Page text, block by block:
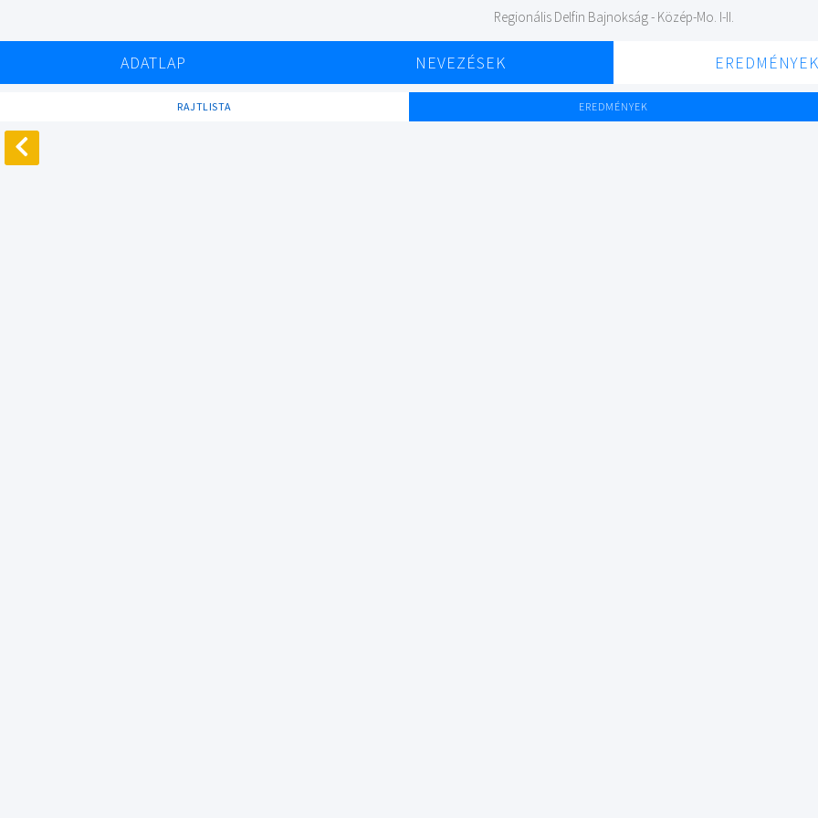
Regionális Delfin Bajnokság - Közép-Mo. I-II.
ADATLAP NEVEZÉSEK EREDMÉNYEK
RAJTLISTA EREDMÉNYEK